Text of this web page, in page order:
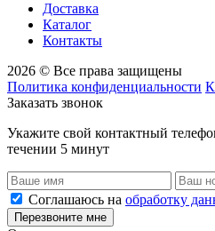
Доставка
Каталог
Контакты
2026 © Все права защищены
Политика конфиденциальности
Заказать звонок
Укажите свой контактный
течении 5 минут
Соглашаюсь на обработку
Перезвоните мне